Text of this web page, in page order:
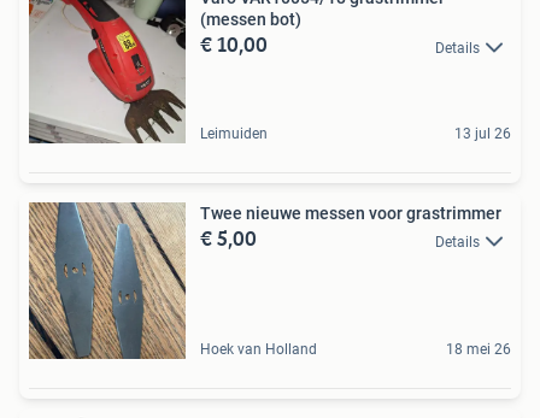
(messen bot)
€ 10,00 Details
Leimuiden 13 jul 26
Twee nieuwe messen voor grastrimmer
€ 5,00 Details
Hoek van Holland 18 mei 26